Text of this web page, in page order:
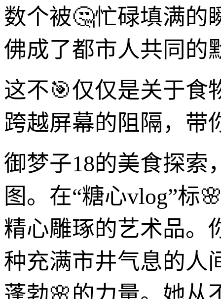
数个被🤔忙碌填满的
佛成了都市人共同的
这不🎯仅仅是关于食
跨越屏幕的阻隔，带
御梦子18的美食探索
图。在“糖心vlog”标
精心雕琢的艺术品。
种充满市井气息的人